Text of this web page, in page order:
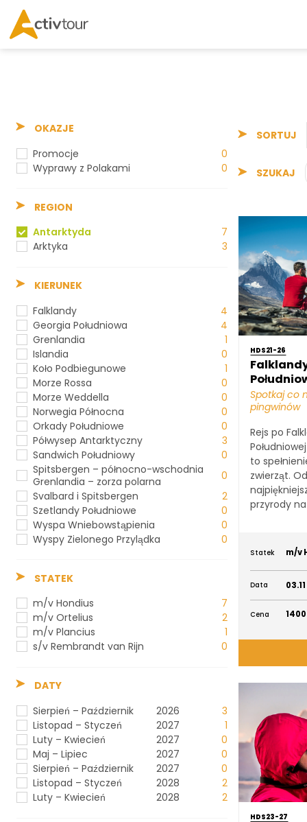
OKAZJE
Promocje
0
Wyprawy z Polakami
0
REGION
Antarktyda
7
Arktyka
3
KIERUNEK
Falklandy
4
Georgia Południowa
4
Grenlandia
1
Islandia
0
Koło Podbiegunowe
1
Morze Rossa
0
Morze Weddella
0
Norwegia Północna
0
Orkady Południowe
0
Półwysep Antarktyczny
3
Sandwich Południowy
0
Spitsbergen – północno-wschodnia
Grenlandia – zorza polarna
0
Svalbard i Spitsbergen
2
Szetlandy Południowe
0
Wyspa Wniebowstąpienia
0
Wyspy Zielonego Przylądka
0
STATEK
m/v Hondius
7
m/v Ortelius
2
m/v Plancius
1
s/v Rembrandt van Rijn
0
DATY
Sierpień – Październik
2026
3
Listopad – Styczeń
2027
1
Luty – Kwiecień
2027
0
Maj – Lipiec
2027
0
Sierpień – Październik
2027
0
Listopad – Styczeń
2028
2
Luty – Kwiecień
2028 2
SORTUJ
SZUKAJ
HDS21-26
Spotkaj co
pingwinów
Rejs po
to
zwierząt.
przyrody
Statek m/v
Data 03.11
Cena
HDS23-27